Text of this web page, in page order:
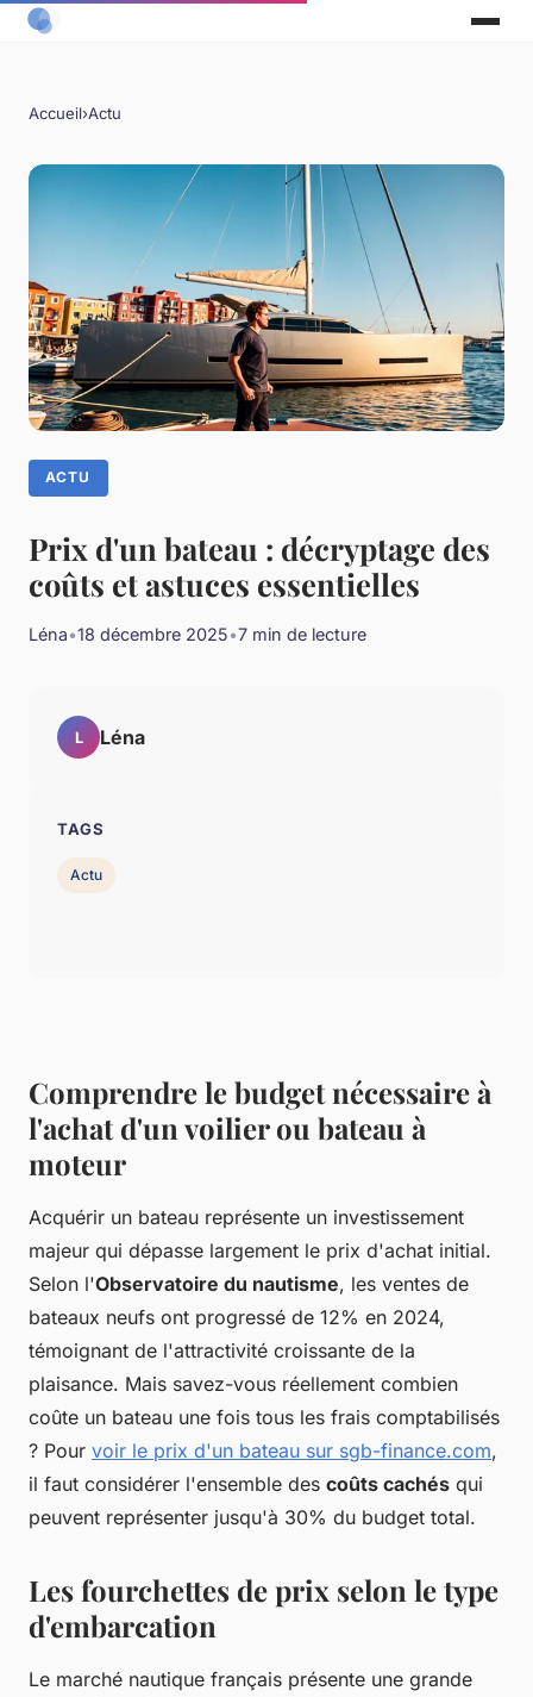
Accueil›Actu
ACTU
Prix d'un bateau : décryptage des
coûts et astuces essentielles
Léna•18 décembre 2025•7 min de lecture
Comprendre le budget nécessaire à
l'achat d'un voilier ou bateau à
moteur
Acquérir un bateau représente un investissement
majeur qui dépasse largement le prix d'achat initial.
Selon l'Observatoire du nautisme, les ventes de
bateaux neufs ont progressé de 12% en 2024,
témoignant de l'attractivité croissante de la
plaisance. Mais savez-vous réellement combien
coûte un bateau une fois tous les frais comptabilisés
? Pour voir le prix d'un bateau sur sgb-finance.com,
il faut considérer l'ensemble des coûts cachés qui
peuvent représenter jusqu'à 30% du budget total.
Les fourchettes de prix selon le type
d'embarcation
Le marché nautique français présente une grande
L Léna
TAGS
Actu